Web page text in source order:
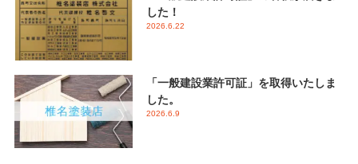
した！
2026.6.22
「一般建設業許可証」を取得いたしま
した。
2026.6.9